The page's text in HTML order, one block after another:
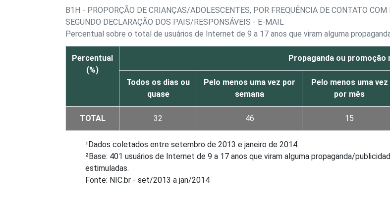
B1H - PROPORÇÃO DE CRIANÇAS/ADOLESCENTES, POR FREQUÊNCIA DE CONTATO
SEGUNDO DECLARAÇÃO DOS PAIS/RESPONSÁVEIS - E-MAIL
Percentual sobre o total de usuários de Internet de 9 a 17 anos que viram alguma
Percentual
(%)
Propaganda ou promoção
Todos os dias ou
quase
Pelo menos uma vez por
semana
Pelo menos uma vez
por mês
TOTAL 32 46 15
¹Dados coletados entre setembro de 2013 e janeiro de 2014.
²Base: 401 usuários de Internet de 9 a 17 anos que viram alguma propaganda/
estimuladas.
Fonte: NIC.br - set/2013 a jan/2014